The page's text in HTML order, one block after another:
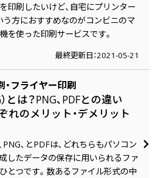
印刷したいけど、自宅にプリンター
う方におすすめなのがコンビニのマ
を使った印刷サービスです。
最終更新日：2021-05-21
・フライヤー印刷
）とは？PNG、PDFとの違い
れのメリット・デメリット
、PNG、とPDFは、どれちらもパソコン
したデータの保存に用いられるファ
とつです。数あるファイル形式の中